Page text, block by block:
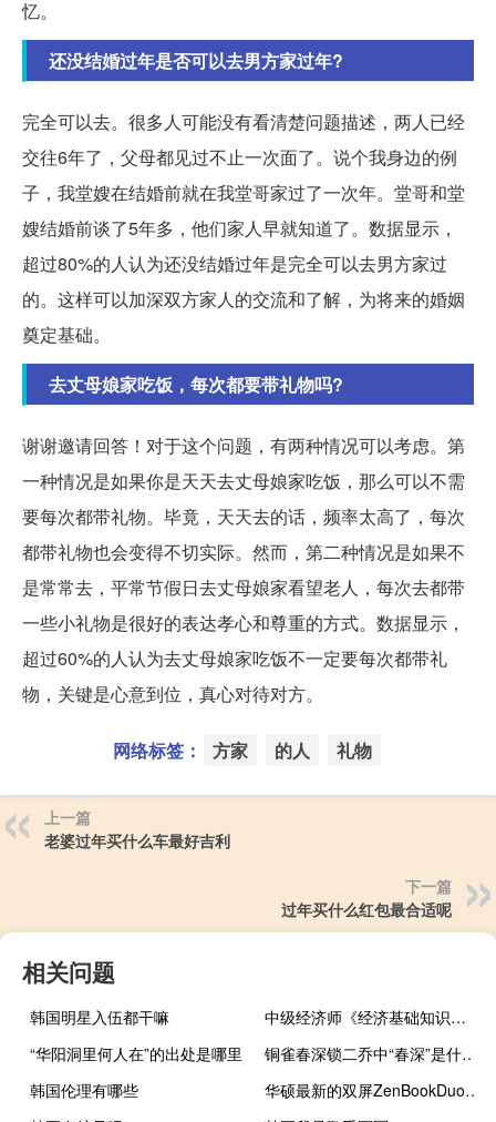
忆。
还没结婚过年是否可以去男方家过年?
完全可以去。很多人可能没有看清楚问题描述，两人已经
交往6年了，父母都见过不止一次面了。说个我身边的例
子，我堂嫂在结婚前就在我堂哥家过了一次年。堂哥和堂
嫂结婚前谈了5年多，他们家人早就知道了。数据显示，
超过80%的人认为还没结婚过年是完全可以去男方家过
的。这样可以加深双方家人的交流和了解，为将来的婚姻
奠定基础。
去丈母娘家吃饭，每次都要带礼物吗?
谢谢邀请回答！对于这个问题，有两种情况可以考虑。第
一种情况是如果你是天天去丈母娘家吃饭，那么可以不需
要每次都带礼物。毕竟，天天去的话，频率太高了，每次
都带礼物也会变得不切实际。然而，第二种情况是如果不
是常常去，平常节假日去丈母娘家看望老人，每次去都带
一些小礼物是很好的表达孝心和尊重的方式。数据显示，
超过60%的人认为去丈母娘家吃饭不一定要每次都带礼
物，关键是心意到位，真心对待对方。
网络标签： 方家 的人 礼物
上一篇
老婆过年买什么车最好吉利
下一篇
过年买什么红包最合适呢
相关问题
韩国明星入伍都干嘛
中级经济师《经济基础知识》重点章节有哪些
“华阳洞里何人在”的出处是哪里
铜雀春深锁二乔中“春深”是什么意思
韩国伦理有哪些
华硕最新的双屏ZenBookDuo是CES2021的完美笔记本电脑